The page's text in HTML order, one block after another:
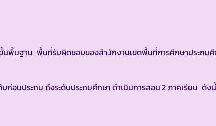
นฐาน พื้นที่รับผิดชอบของสำนักงานเขตพื้นที่การศึกษาประถมศึ
อนประถม ถึงระดับประถมศึกษา ดำเนินการสอน 2 ภาคเรียน ดังนี้